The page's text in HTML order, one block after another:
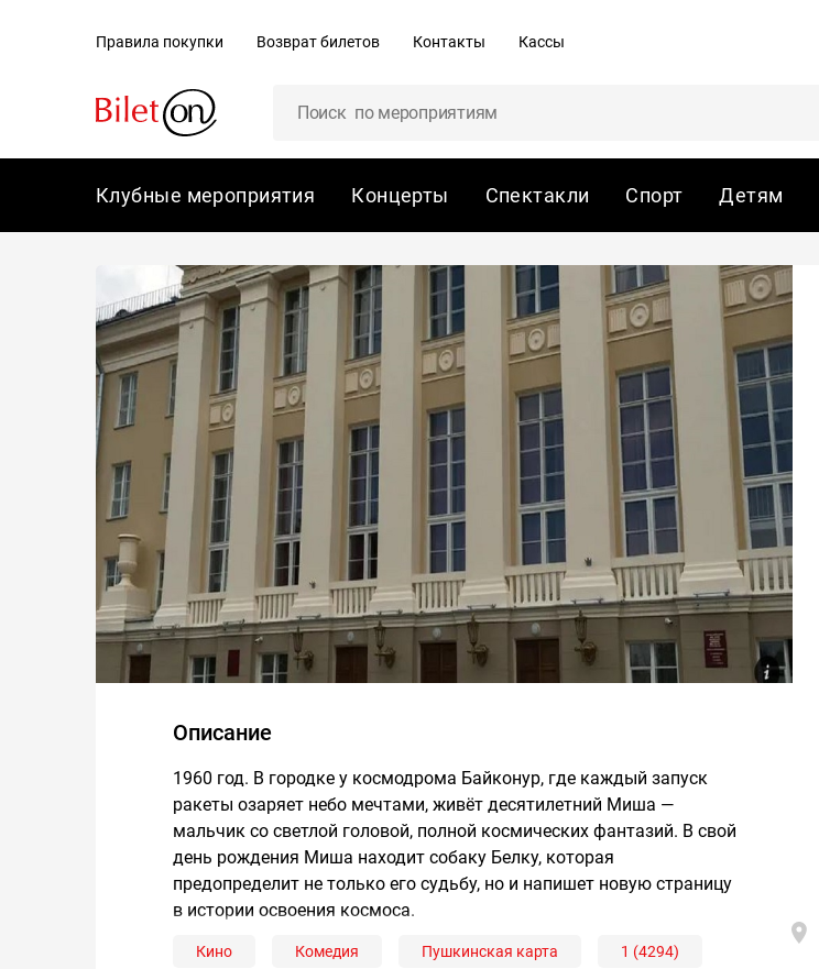
Правила покупки Возврат билетов Контакты Кассы
Клубные мероприятия Концерты Спектакли Спорт Детям
Описание
1960 год. В городке у космодрома Байконур, где каждый запуск
ракеты озаряет небо мечтами, живёт десятилетний Миша —
мальчик со светлой головой, полной космических фантазий. В свой
день рождения Миша находит собаку Белку, которая
предопределит не только его судьбу, но и напишет новую страницу
в истории освоения космоса.
Кино Комедия Пушкинская карта 1 (4294)